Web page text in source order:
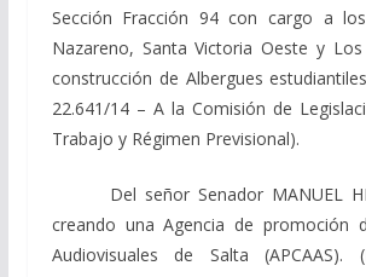
Sección Fracción 94 con cargo a
Nazareno, Santa Victoria Oeste y
construcción de Albergues
22.641/14 – A la Comisión de
Trabajo y Régimen Previsional).
Del señor Senador MANUEL
creando una Agencia de promoción
Audiovisuales de Salta (APCAAS).